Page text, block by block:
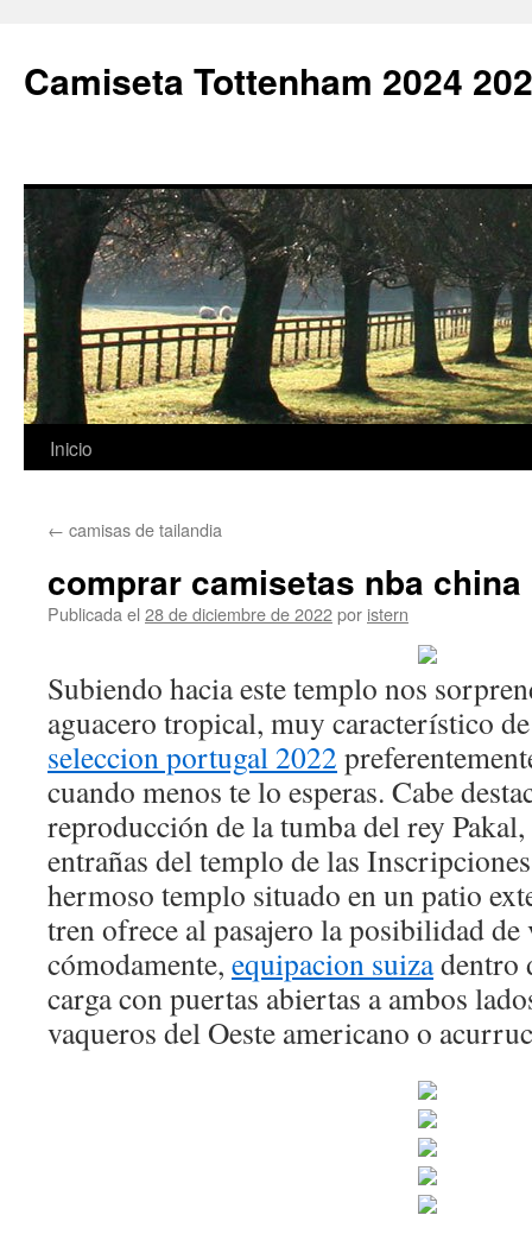
Camiseta Tottenham 2024
Saltar
contenido
Inicio
← camisas de tailandia
comprar camisetas nba china
Publicada el 28 de diciembre de 2022por istern
Subiendo hacia este templo nos
aguacero tropical, muy característico
seleccion portugal 2022
cuando menos te lo esperas. Cabe
reproducción de la tumba del rey
entrañas del templo de las
hermoso templo situado en un patio
tren ofrece al pasajero la posibilidad de
cómodamente, equipacion suizadentro
carga con puertas abiertas a ambos
vaqueros del Oeste americano o